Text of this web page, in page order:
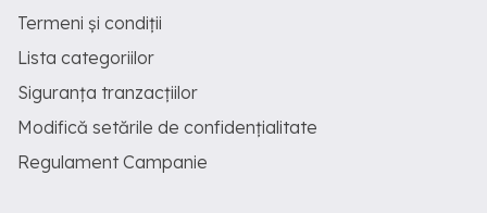
Termeni și condiții
Lista categoriilor
Siguranța tranzacțiilor
Modifică setările de confidențialitate
Regulament Campanie